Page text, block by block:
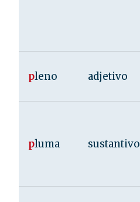
pleno adjetivo
pluma sustantivo